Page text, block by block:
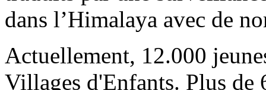
dans l’Himalaya avec de
Actuellement, 12.000
Villages d'Enfants. Plus de